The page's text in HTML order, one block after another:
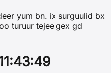
yum bn. ix surguulid bx
turuur tejeelgex gd